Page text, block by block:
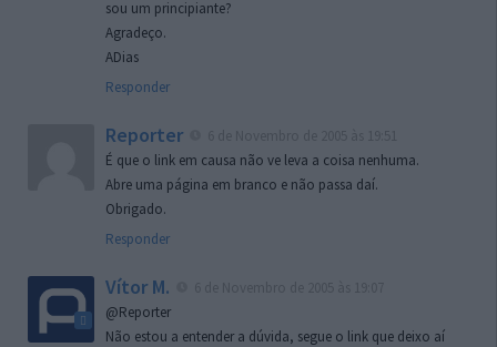
sou um principiante?
Agradeço.
ADias
Responder
Reporter
É que o link em causa não ve leva a coisa nenhuma.
Abre uma página em branco e não passa daí.
Obrigado.
Responder
Vítor M.
@Reporter
Não estou a entender a dúvida, segue o link que deixo aí